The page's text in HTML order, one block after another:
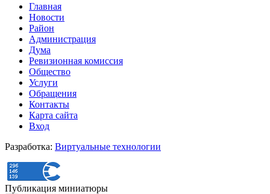
Главная
Новости
Район
Администрация
Дума
Ревизионная комиссия
Общество
Услуги
Обращения
Контакты
Карта сайта
Вход
Разработка: Виртуальные технологии
Публикация миниатюры